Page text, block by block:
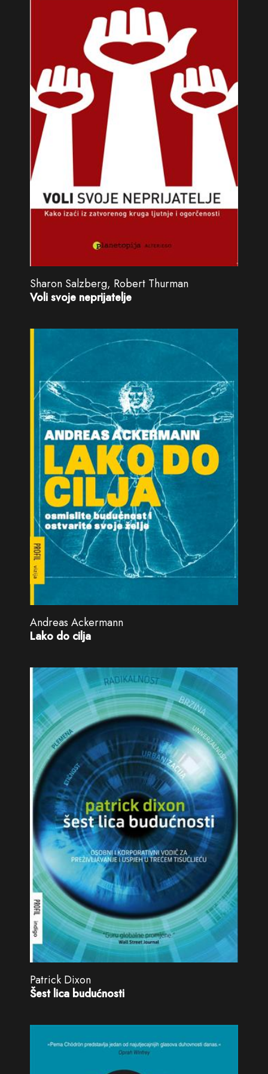
Sharon Salzberg, Robert Thurman
Voli svoje neprijatelje
Andreas Ackermann
Lako do cilja
Patrick Dixon
Šest lica budućnosti